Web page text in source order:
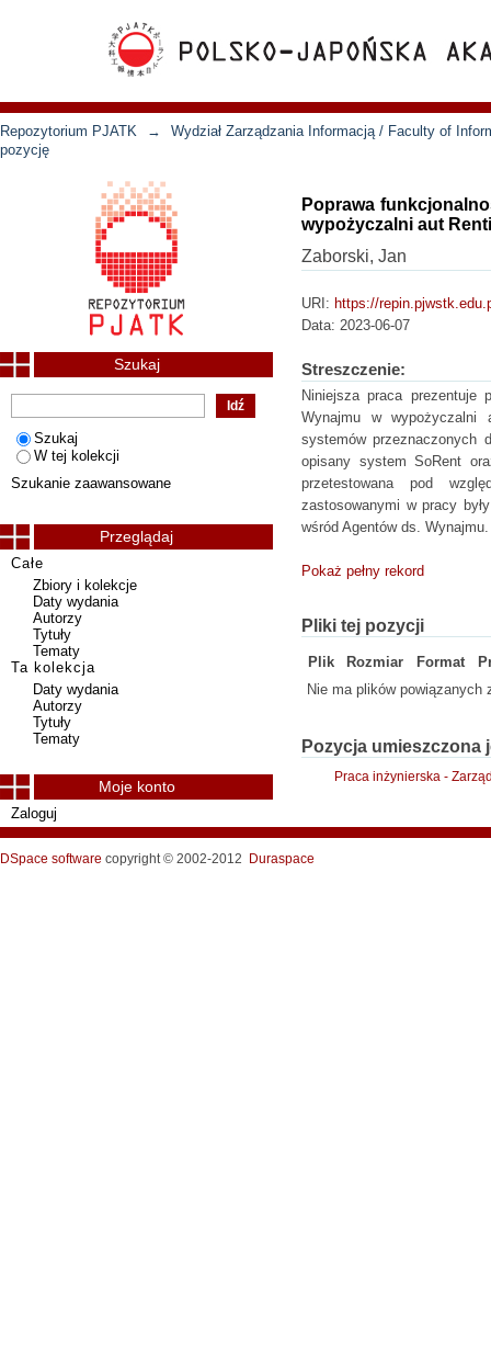
Repozytorium PJATK →
Wydział Zarządzania Informacją / Faculty of
pozycję
Poprawa
wypożyczalni aut
Zaborski, Jan
URI: https://
Data: 2023-06-07
Streszczenie:
Niniejsza praca prezentuje
Wynajmu w wypożyczalni
systemów przeznaczonych
opisany system SoRent
przetestowana pod
zastosowanymi w pracy
wśród Agentów ds.
Pokaż pełny rekord
Pliki tej pozycji
Plik Rozmiar Format
Nie ma plików powiązanych
Pozycja
Praca inżynierska -
Szukaj
Szukaj
W tej kolekcji
Szukanie zaawansowane
Przeglądaj
Całe
Zbiory i kolekcje
Daty wydania
Autorzy
Tytuły
Tematy
Ta kolekcja
Daty wydania
Autorzy
Tytuły
Tematy
Moje konto
Zaloguj
DSpace software copyright © 2002-2012 Duraspace